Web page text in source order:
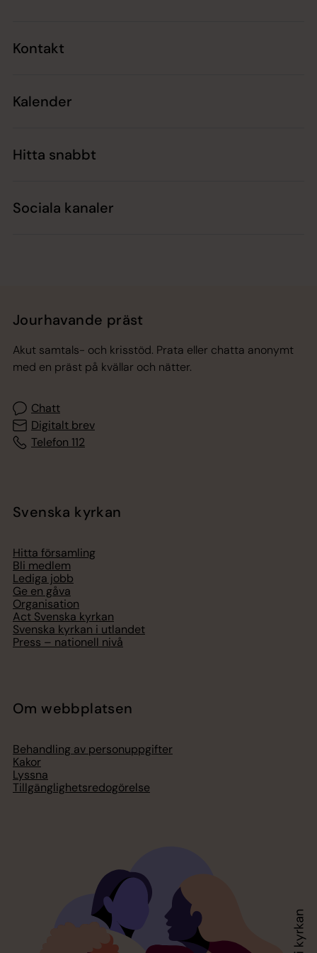
Kontakt
Kalender
Hitta snabbt
Sociala kanaler
Jourhavande präst
Akut samtals- och krisstöd. Prata eller chatta anonymt
med en präst på kvällar och nätter.
Chatt
Digitalt brev
Telefon 112
Svenska kyrkan
Hitta församling
Bli medlem
Lediga jobb
Ge en gåva
Organisation
Act Svenska kyrkan
Svenska kyrkan i utlandet
Press – nationell nivå
Om webbplatsen
Behandling av personuppgifter
Kakor
Lyssna
Tillgänglighetsredogörelse